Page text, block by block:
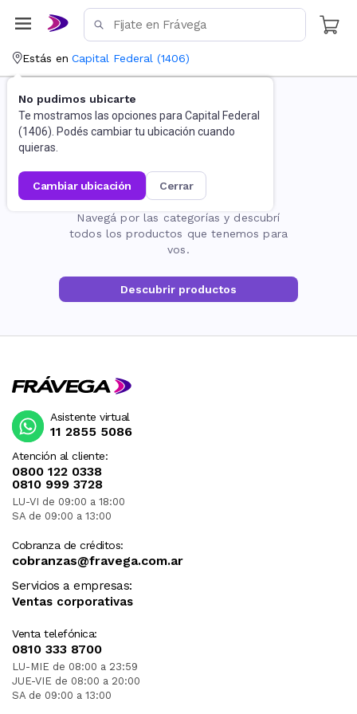
Estás en Capital Federal (1406)
No pudimos ubicarte
Te mostramos las opciones para Capital Federal
(1406). Podés cambiar tu ubicación cuando
quieras.
cambiar ubicación cerrar
La página no existe
Navegá por las categorías y descubrí
todos los productos que tenemos para
vos.
Descubrir productos
Atención al cliente:
0800 122 0338
0810 999 3728
LU-VI de 09:00 a 18:00
SA de 09:00 a 13:00
Cobranza de créditos:
cobranzas@fravega.com.ar
Servicios a empresas:
Ventas corporativas
Venta telefónica:
0810 333 8700
LU-MIE de 08:00 a 23:59
JUE-VIE de 08:00 a 20:00
SA de 09:00 a 13:00
Asistente virtual
11 2855 5086